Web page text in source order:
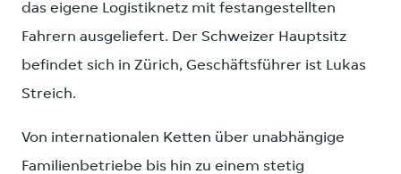
das eigene Logistiknetz mit festangestellten
Fahrern ausgeliefert. Der Schweizer Hauptsitz
befindet sich in Zürich, Geschäftsführer ist Lukas
Streich.
Von internationalen Ketten über unabhängige
Familienbetriebe bis hin zu einem stetig